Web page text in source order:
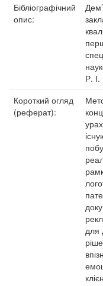
Бібліографічний
опис:
Р.
Короткий огляд
(реферат):
для